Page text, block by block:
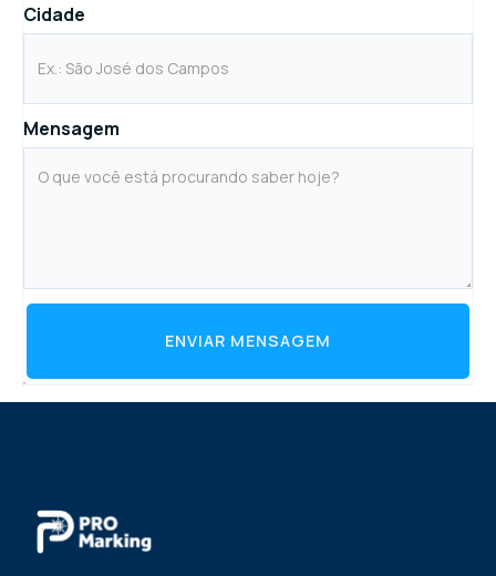
Cidade
Mensagem
ENVIAR MENSAGEM